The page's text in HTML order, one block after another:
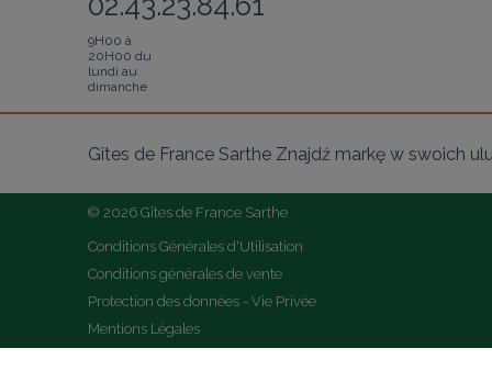
9H00 à
20H00 du
lundi au
dimanche
Gîtes de France Sarthe Znajdź markę w swoich
© 2026 Gîtes de France Sarthe
Conditions Générales d'Utilisation
Conditions générales de vente
Protection des données - Vie Privée
Mentions Légales